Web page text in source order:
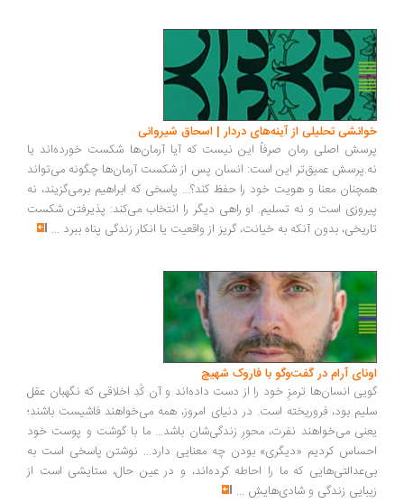
خوانشی تحلیلی از آینه‌های دردار | اسحاق شیروانی
پرسش اصلی رمان صرفاً این نیست که آیا آرمان‌ها شکست خورده‌اند یا
نه.پرسش عمیق‌تر این است: انسان پس از شکست آرمان‌ها چگونه می‌تواند
همچنان معنا و هویت خود را حفظ کند؟... پاسخی که ابراهیم برمی‌گزیند، نه
پیروزی است و نه تسلیم. او راهی دیگر را انتخاب می‌کند: پذیرفتن شکست
تاریخی، بدون آنکه به خیانت، گریز از واقعیت یا انکار زندگی پناه ببرد ...
اونای آرام در گفت‌وگو با فاروک شهیچ‭
گویی انسان‌ها ترمزِ خود را از دست داده‌اند و آن کُدِ اخلاقی که نگهبان عقل
سلیم بود، فروریخته است. در دنیای امروز، همه می‌خواهند فاشیست باشند؛
یعنی می‌خواهند نفرت، محورِ زندگی‌شان باشد... ما با گوشت و پوست خود
احساس کردیم «دیگری» بودن چه معنایی دارد... نوشتن پاسخی است به
بی‌عدالتی‌هایی که ما را احاطه کرده‌اند، و در عین حال، ستایشی است از
زیبایی زندگی و شادی‌هایش ...